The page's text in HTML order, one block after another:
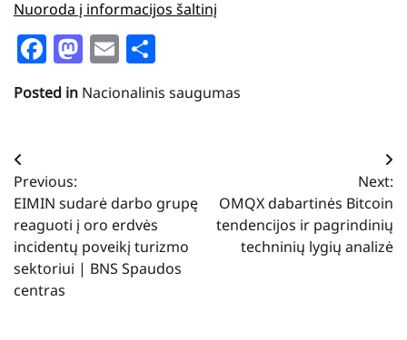
Nuoroda į informacijos šaltinį
Facebook
Mastodon
Email
Posted in Nacionalinis saugumas
Navigacija
tarp
įrašų
Previous:
EIMIN sudarė darbo grupę
reaguoti į oro erdvės
incidentų poveikį turizmo
sektoriui | BNS Spaudos
centras
Next:
OMQX dabartinės Bitcoin
tendencijos ir pagrindinių
techninių lygių analizė